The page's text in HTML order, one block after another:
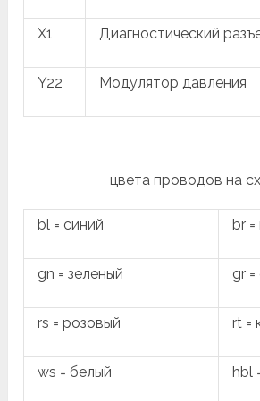
X1 Диагностический
Y22 Модулятор давления
цвета проводов на
bl = синий br
gn = зеленый gr
rs = розовый rt =
ws = белый hbl